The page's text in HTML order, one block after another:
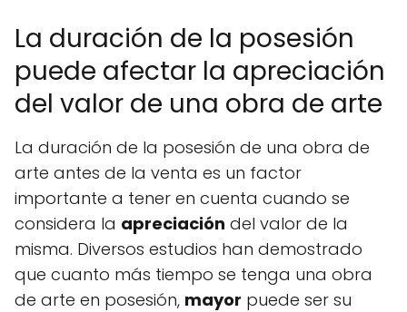
La duración de la posesión
puede afectar la apreciación
del valor de una obra de arte
La duración de la posesión de una obra de
arte antes de la venta es un factor
importante a tener en cuenta cuando se
considera la apreciación del valor de la
misma. Diversos estudios han demostrado
que cuanto más tiempo se tenga una obra
de arte en posesión, mayor puede ser su